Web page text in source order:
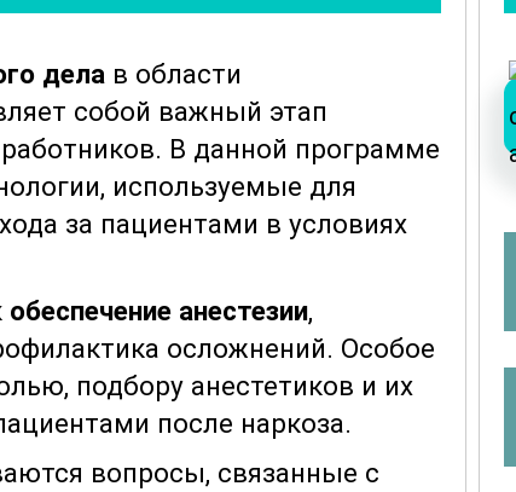
дела в области
собой важный этап
В данной программе
используемые для
за пациентами в условиях
обеспечение анестезии,
осложнений. Особое
подбору анестетиков и их
после наркоза.
вопросы, связанные с